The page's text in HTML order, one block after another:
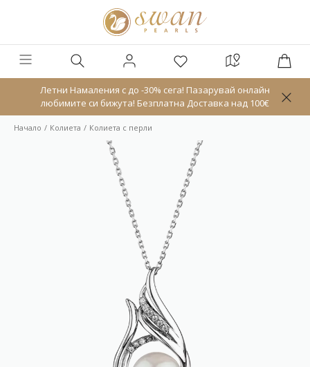
Летни Намаления с до -30% сега! Пазарувай онлайн
любимите си бижута! Безплатна Доставка над 100€
Начало Колиета Колиета с перли